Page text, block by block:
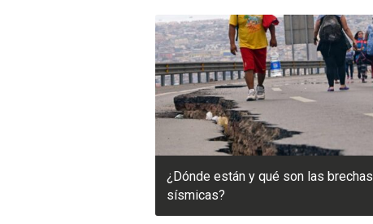
¿Dónde están y qué son las brechas
sísmicas?